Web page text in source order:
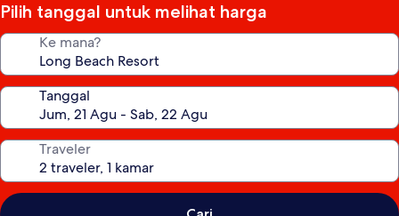
Pilih tanggal untuk melihat harga
Ke mana?
Tanggal
Traveler